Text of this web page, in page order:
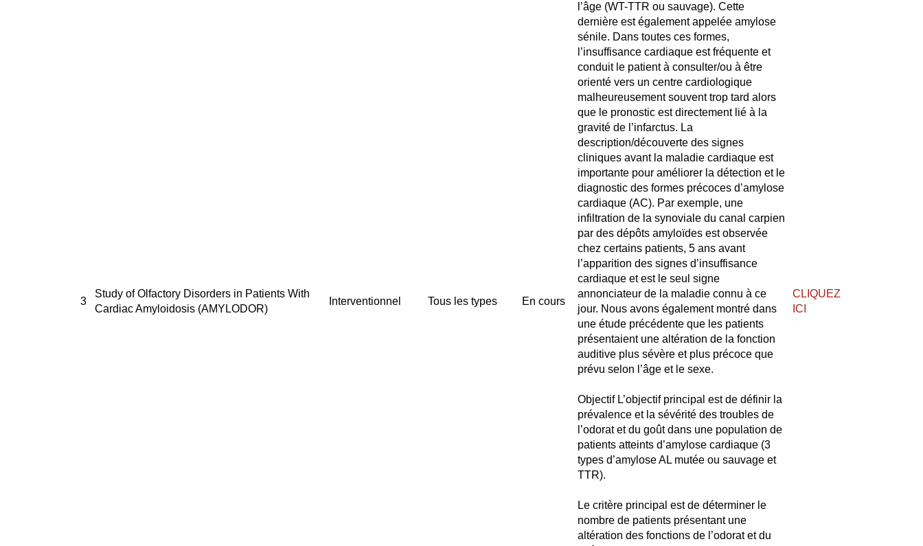
3
Study of Olfactory Disorders in Patients With
Cardiac Amyloidosis (AMYLODOR)
Interventionnel Tous les types En cours
l’âge (WT-TTR ou sauvage). Cette
dernière est également appelée amylose
sénile. Dans toutes ces formes,
l’insuffisance cardiaque est fréquente et
conduit le patient à consulter/ou à être
orienté vers un centre cardiologique
malheureusement souvent trop tard alors
que le pronostic est directement lié à la
gravité de l’infarctus. La
description/découverte des signes
cliniques avant la maladie cardiaque est
importante pour améliorer la détection et le
diagnostic des formes précoces d’amylose
cardiaque (AC). Par exemple, une
infiltration de la synoviale du canal carpien
par des dépôts amyloïdes est observée
chez certains patients, 5 ans avant
l’apparition des signes d’insuffisance
cardiaque et est le seul signe
annonciateur de la maladie connu à ce
jour. Nous avons également montré dans
une étude précédente que les patients
présentaient une altération de la fonction
auditive plus sévère et plus précoce que
prévu selon l’âge et le sexe.
Objectif L’objectif principal est de définir la
prévalence et la sévérité des troubles de
l’odorat et du goût dans une population de
patients atteints d’amylose cardiaque (3
types d’amylose AL mutée ou sauvage et
TTR).
Le critère principal est de déterminer le
nombre de patients présentant une
altération des fonctions de l’odorat et du
CLIQUEZ
ICI